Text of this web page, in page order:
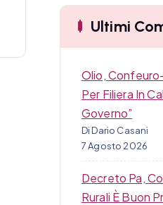
a
Ultimi
Olio,
Per Filiera In
Governo”
Di Dario Casani
7 Agosto 2026
Decreto Pa,
Rurali È Buon